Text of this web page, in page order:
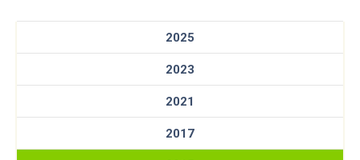
2025
2023
2021
2017